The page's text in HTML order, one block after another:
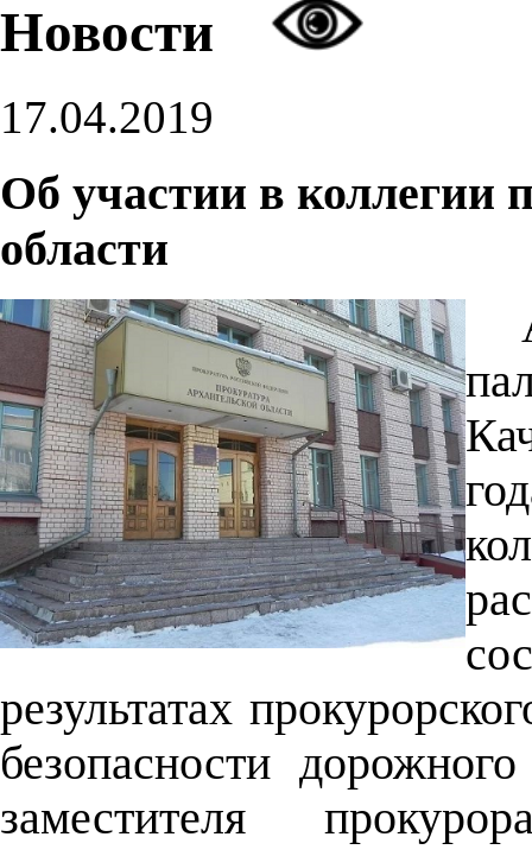
Новости
17.04.2019
Об участии в коллегии
области
результатах
безопасности
заместителя